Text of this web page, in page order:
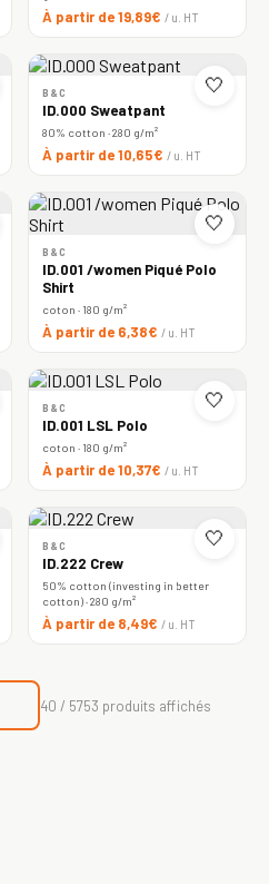
À partir de 19,89€ / u. HT
🤍
B&C
ID.000 Sweatpant
80% cotton · 280 g/m²
À partir de 10,65€ / u. HT
🤍
B&C
ID.001 /women Piqué Polo
Shirt
coton · 180 g/m²
À partir de 6,38€ / u. HT
🤍
B&C
ID.001 LSL Polo
coton · 180 g/m²
À partir de 10,37€ / u. HT
🤍
B&C
ID.222 Crew
50% cotton (investing in better
cotton) · 280 g/m²
À partir de 8,49€ / u. HT
40 / 5753 produits affichés